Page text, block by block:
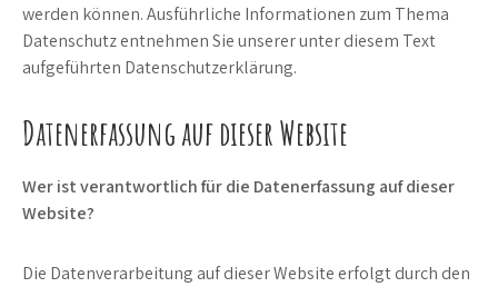
werden können. Ausführliche Informationen zum Thema
Datenschutz entnehmen Sie unserer unter diesem Text
aufgeführten Datenschutzerklärung.
Datenerfassung auf dieser Website
Wer ist verantwortlich für die Datenerfassung auf dieser
Website?
Die Datenverarbeitung auf dieser Website erfolgt durch den